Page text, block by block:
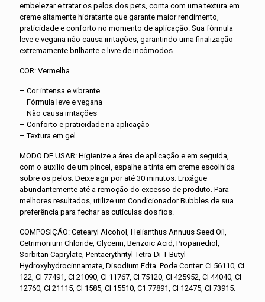
embelezar e tratar os pelos dos pets, conta com uma textura em
creme altamente hidratante que garante maior rendimento,
praticidade e conforto no momento de aplicação. Sua fórmula
leve e vegana não causa irritações, garantindo uma finalização
extremamente brilhante e livre de incômodos.
COR: Vermelha
– Cor intensa e vibrante
– Fórmula leve e vegana
– Não causa irritações
– Conforto e praticidade na aplicação
– Textura em gel
MODO DE USAR: Higienize a área de aplicação e em seguida,
com o auxílio de um pincel, espalhe a tinta em creme escolhida
sobre os pelos. Deixe agir por até 30 minutos. Enxágue
abundantemente até a remoção do excesso de produto. Para
melhores resultados, utilize um Condicionador Bubbles de sua
preferência para fechar as cutículas dos fios.
COMPOSIÇÃO: Cetearyl Alcohol, Helianthus Annuus Seed Oil,
Cetrimonium Chloride, Glycerin, Benzoic Acid, Propanediol,
Sorbitan Caprylate, Pentaerythrityl Tetra-Di-T-Butyl
Hydroxyhydrocinnamate, Disodium Edta. Pode Conter: CI 56110, CI
122, CI 77491, CI 21090, Cl 11767, CI 75120, CI 425952, CI 44040, CI
12760, CI 21115, CI 1585, Cl 15510, C1 77891, Cl 12475, CI 73915.